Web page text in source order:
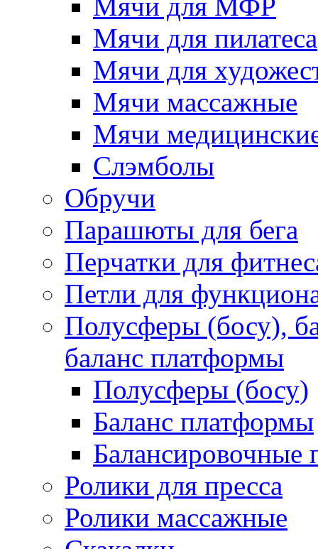
Мячи для пилатеcа
Мячи для
Мячи массажные
Мячи
Слэмболы
Обручи
Парашюты для бега
Перчатки для
Петли для
Полусферы (босу),
баланс платформы
Полусферы (босу)
Баланс платформы
Балансировочные
Ролики для пресса
Ролики массажные